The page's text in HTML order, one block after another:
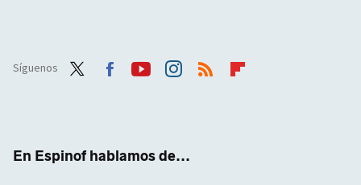
Síguenos
En Espinof hablamos de...